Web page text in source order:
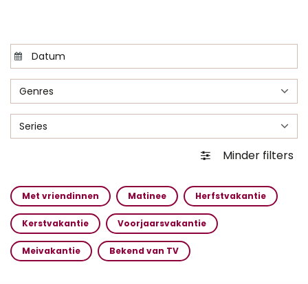
Genres
Series
Minder filters
Met vriendinnen Matinee Herfstvakantie
Kerstvakantie Voorjaarsvakantie
Meivakantie Bekend van TV